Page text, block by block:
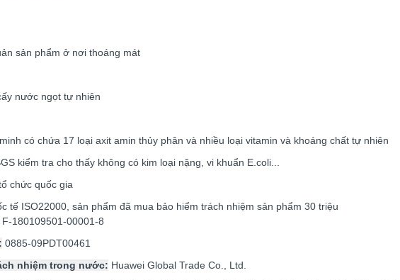
sản phẩm ở nơi thoáng mát
nước ngọt tự nhiên
có chứa 17 loại axit amin thủy phân và nhiều loại vitamin và khoáng chất tự nhiên
kiểm tra cho thấy không có kim loại nặng, vi khuẩn E.coli...
chức quốc gia
tế ISO22000, sản phẩm đã mua bảo hiểm trách nhiệm sản phẩm 30 triệu
F-180109501-00001-8
0885-09PDT00461
nhiệm trong nước: Huawei Global Trade Co., Ltd.